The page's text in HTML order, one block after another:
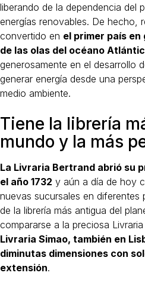
liberando de la dependencia del
energías renovables. De hecho,
convertido en el primer país
de las olas del océano
generosamente en el desarrollo
generar energía desde una
medio ambiente.
Tiene la librería
mundo y la más
La Livraria Bertrand abrió su
el año 1732 y aún a día de hoy
nuevas sucursales en diferentes
de la librería más antigua del
compararse a la preciosa
Livraria Simao, también en
diminutas dimensiones con
extensión.